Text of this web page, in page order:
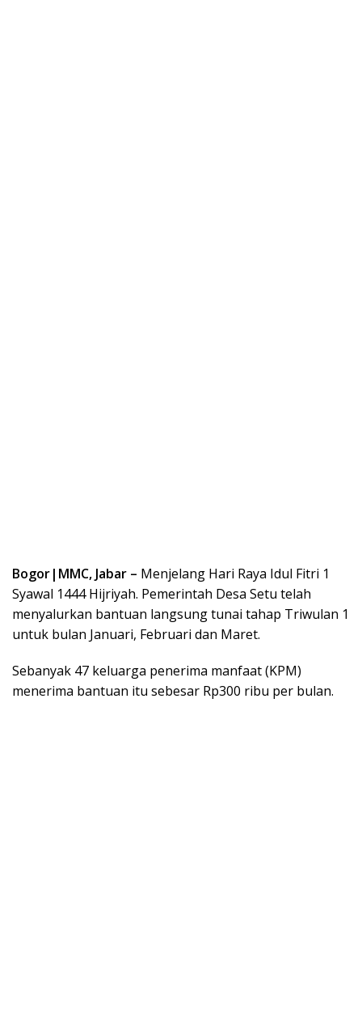
Bogor|MMC, Jabar – Menjelang Hari Raya Idul Fitri 1
Syawal 1444 Hijriyah. Pemerintah Desa Setu telah
menyalurkan bantuan langsung tunai tahap Triwulan 1
untuk bulan Januari, Februari dan Maret.
Sebanyak 47 keluarga penerima manfaat (KPM)
menerima bantuan itu sebesar Rp300 ribu per bulan.